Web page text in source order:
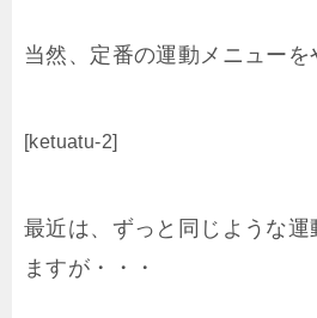
当然、定番の運動メニューを
[ketuatu-2]
最近は、ずっと同じような
ますが・・・